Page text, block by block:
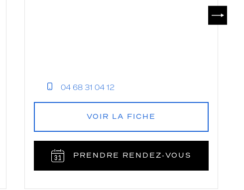
04 68 31 04 12
VOIR LA FICHE
PRENDRE RENDEZ‑VOUS